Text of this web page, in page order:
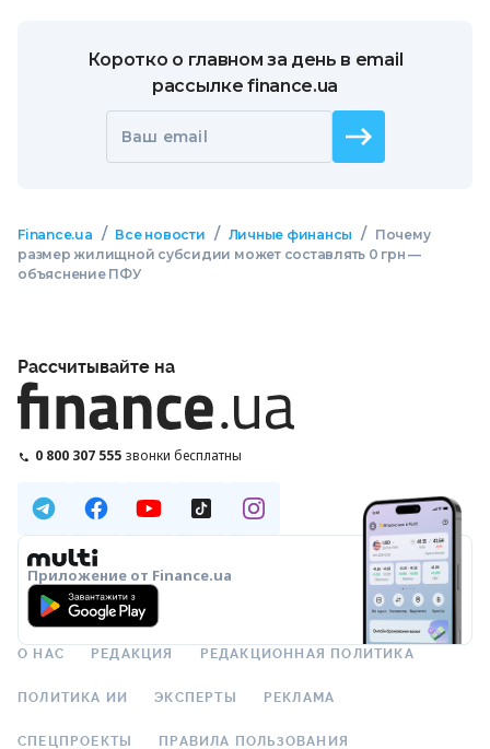
Коротко о главном за день в email
рассылке finance.ua
Ваш email
Finance.ua / Все новости / Личные финансы /
Почему
размер жилищной субсидии может составлять 0 грн —
объяснение ПФУ
Рассчитывайте на
0 800 307 555 звонки бесплатны
Приложение от Finance.ua
О НАС РЕДАКЦИЯ РЕДАКЦИОННАЯ ПОЛИТИКА
ПОЛИТИКА ИИ ЭКСПЕРТЫ РЕКЛАМА
СПЕЦПРОЕКТЫ ПРАВИЛА ПОЛЬЗОВАНИЯ